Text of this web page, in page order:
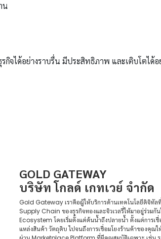
น
ได้อย่างราบรื่น มีประสิทธิภาพ และเติบโตได้อ
GOLD GATEWAY
บริษัท โกลด์ เกทเวย์ จำกัด
Gold Gateway เราคือผู้ให้บริการด้านเทคโนโลยีดิจิทัล
Supply Chain ของธุรกิจทองและจิวเวลรี่ให้มาอยู่ร่วมกั
Ecosystem โดยเริ่มตั้งแต่ต้นน้ำถึงปลายน้ำ ตั้งแต่การเชื่
แหล่งสินค้า วัตถุดิบ ไปจนถึงการเชื่อมโยงร้านค้าของคุณใ